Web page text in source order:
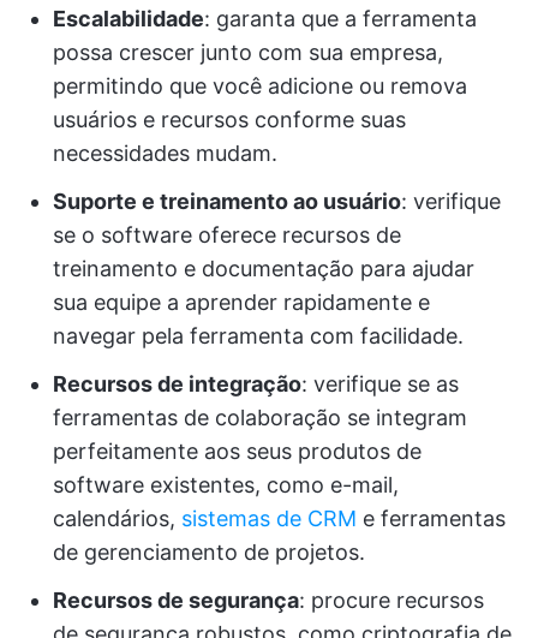
Escalabilidade: garanta que a ferramenta
possa crescer junto com sua empresa,
permitindo que você adicione ou remova
usuários e recursos conforme suas
necessidades mudam.
Suporte e treinamento ao usuário: verifique
se o software oferece recursos de
treinamento e documentação para ajudar
sua equipe a aprender rapidamente e
navegar pela ferramenta com facilidade.
Recursos de integração: verifique se as
ferramentas de colaboração se integram
perfeitamente aos seus produtos de
software existentes, como e-mail,
calendários, sistemas de CRM e ferramentas
de gerenciamento de projetos.
Recursos de segurança: procure recursos